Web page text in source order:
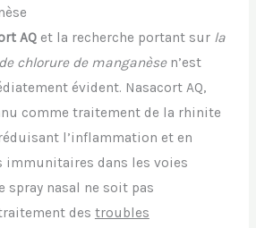
AQet la recherche portant sur la
chlorure de manganèsen’est
évident. Nasacort AQ,
comme traitement de la rhinite
l’inflammation et en
immunitaires dans les voies
spray nasal ne soit pas
des troubles